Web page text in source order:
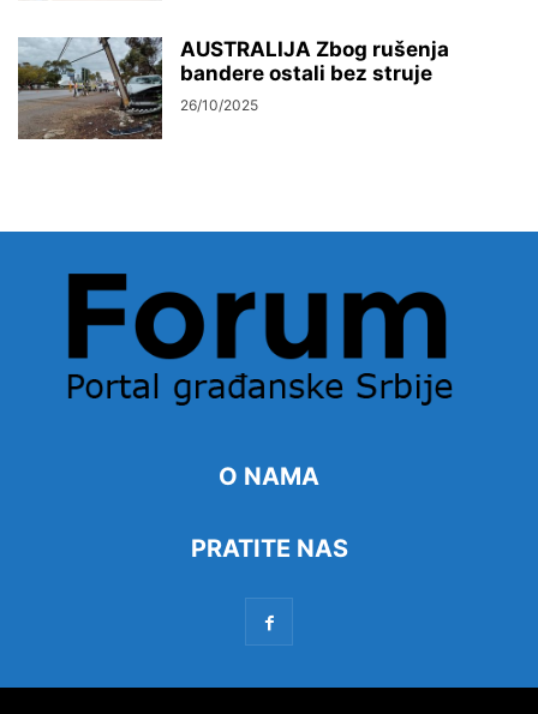
AUSTRALIJA Zbog rušenja
bandere ostali bez struje
26/10/2025
O NAMA
PRATITE NAS